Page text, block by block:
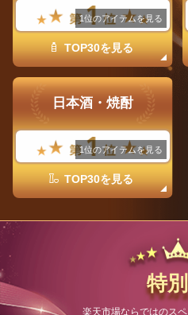
1位のアイテムを見る
TOP30を見る
日本酒・焼酎
1位のアイテムを見る
TOP30を見る
特
楽天市場ならではのスペ